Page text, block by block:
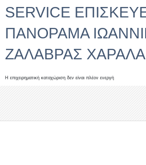
SERVICE
ΠΑΝΟΡΑΜΑ
ΖΑΛΑΒΡΑΣ
Η επιχειρηματική καταχώριση δεν είναι πλέον ενεργή